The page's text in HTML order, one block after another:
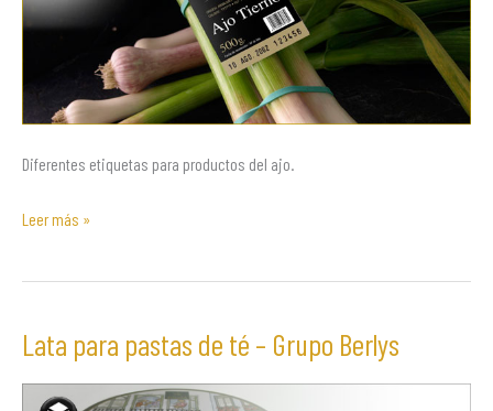
Diferentes etiquetas para productos del ajo.
Leer más »
Lata para pastas de té – Grupo Berlys
Lata
pastas